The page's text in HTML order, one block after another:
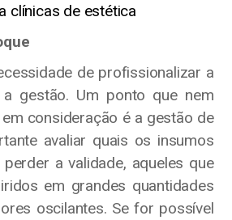
clínicas de estética
de profissionalizar a
gestão. Um ponto que nem
consideração é a gestão de
avaliar quais os insumos
a validade, aqueles que
em grandes quantidades
oscilantes. Se for possível